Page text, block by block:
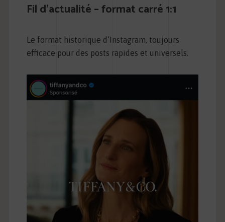
Fil d’actualité – format carré 1:1
Le format historique d’Instagram, toujours
efficace pour des posts rapides et universels.